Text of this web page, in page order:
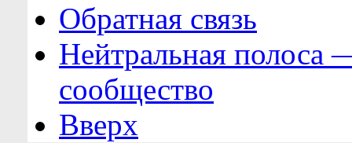
Обратная связь
Нейтральная полоса
сообщество
Вверх